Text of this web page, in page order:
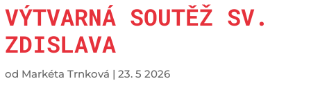
VÝTVARNÁ SOUTĚŽ SV.
ZDISLAVA
od Markéta Trnková | 23. 5 2026